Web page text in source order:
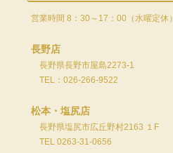
営業時間 8：30～17：00（水曜定休）
長野店
長野県長野市屋島2273-1
TEL：026-266-9522
松本・塩尻店
長野県塩尻市広丘野村2163 １F
TEL 0263-31-0656